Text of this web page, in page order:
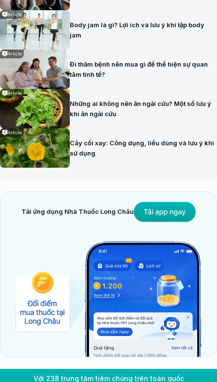
Article
Body jam là gì? Lợi ích và lưu ý khi tập body
jam
Article
Đi thăm bệnh nên mua gì để thể hiện sự quan
tâm tinh tế?
Article
Những ai không nên ăn ngải cứu? Một số lưu ý
khi ăn ngải cứu
Article
Cây cối xay: Công dụng, liều dùng và lưu ý khi
sử dụng
Tải ứng dụng Nhà Thuốc Long Châu
Với 238 trung tâm tiêm chủng trên toàn quốc